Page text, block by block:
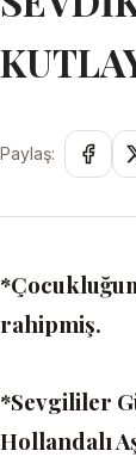
Paylaş:
*
rahipmiş.
*Sevgililer
Hollandalı